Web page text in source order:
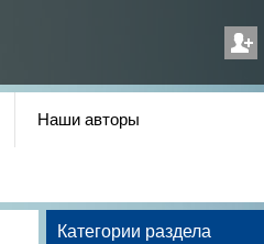
Наши авторы
Категории раздела